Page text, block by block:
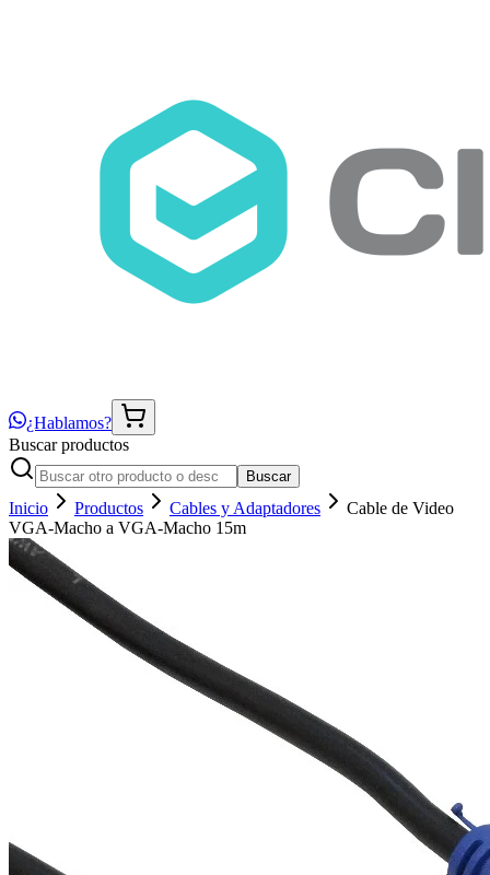
¿Hablamos?
Buscar productos
Buscar
Inicio Productos Cables y Adaptadores
Cable de Video
VGA-Macho a VGA-Macho 15m